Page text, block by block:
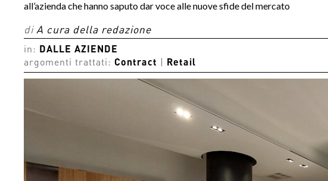
all’azienda che hanno saputo dar voce alle nuove sfide del mercato
di A cura della redazione
in:
DALLE AZIENDE
argomenti trattati: Contract Retail